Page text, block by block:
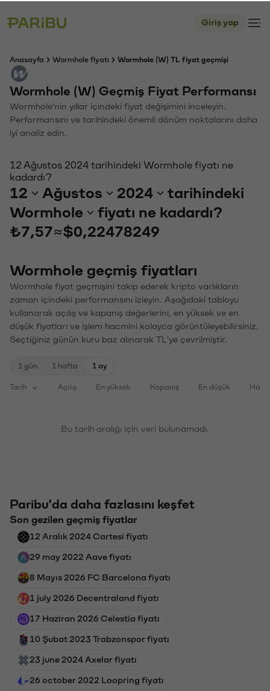
Giriş yap
Anasayfa Wormhole fiyatı Wormhole (W) TL fiyat geçmişi
Wormhole (W) Geçmiş Fiyat Performansı
Wormhole'nin yıllar içindeki fiyat değişimini inceleyin.
Performansını ve tarihindeki önemli dönüm noktalarını daha
iyi analiz edin.
12 Ağustos 2024 tarihindeki Wormhole fiyatı ne
kadardı?
12 Ağustos 2024
tarihindeki
Wormhole
fiyatı ne kadardı?
₺7,57≈$0,22478249
Wormhole geçmiş fiyatları
Wormhole fiyat geçmişini takip ederek kripto varlıkların
zaman içindeki performansını izleyin. Aşağıdaki tabloyu
kullanarak açılış ve kapanış değerlerini, en yüksek ve en
düşük fiyatları ve işlem hacmini kolayca görüntüleyebilirsiniz.
Seçtiğiniz günün kuru baz alınarak TL'ye çevrilmiştir.
1 gün 1 hafta 1 ay
Tarih Açılış En yüksek Kapanış En düşük
Bu tarih aralığı için veri bulunamadı.
Paribu'da daha fazlasını keşfet
Son gezilen geçmiş fiyatlar
12 Aralık 2024 Cartesi fiyatı
29 may 2022 Aave fiyatı
8 Mayıs 2026 FC Barcelona fiyatı
1 july 2026 Decentraland fiyatı
17 Haziran 2026 Celestia fiyatı
10 Şubat 2023 Trabzonspor fiyatı
23 june 2024 Axelar fiyatı
26 october 2022 Loopring fiyatı